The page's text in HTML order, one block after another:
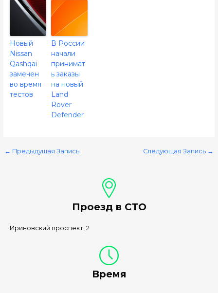
Новый
Nissan
Qashqai
замечен
во время
тестов
В России
начали
принимат
ь заказы
на новый
Land
Rover
Defender
← Предыдущая Запись Следующая Запись →
Проезд в СТО
Ириновский проспект, 2
Время